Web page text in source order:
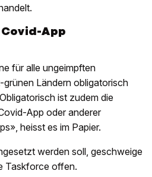
App
für alle ungeimpften
Ländern obligatorisch
ist zudem die
App oder anderer
heisst es im Papier.
werden soll, geschweige
Taskforce offen.